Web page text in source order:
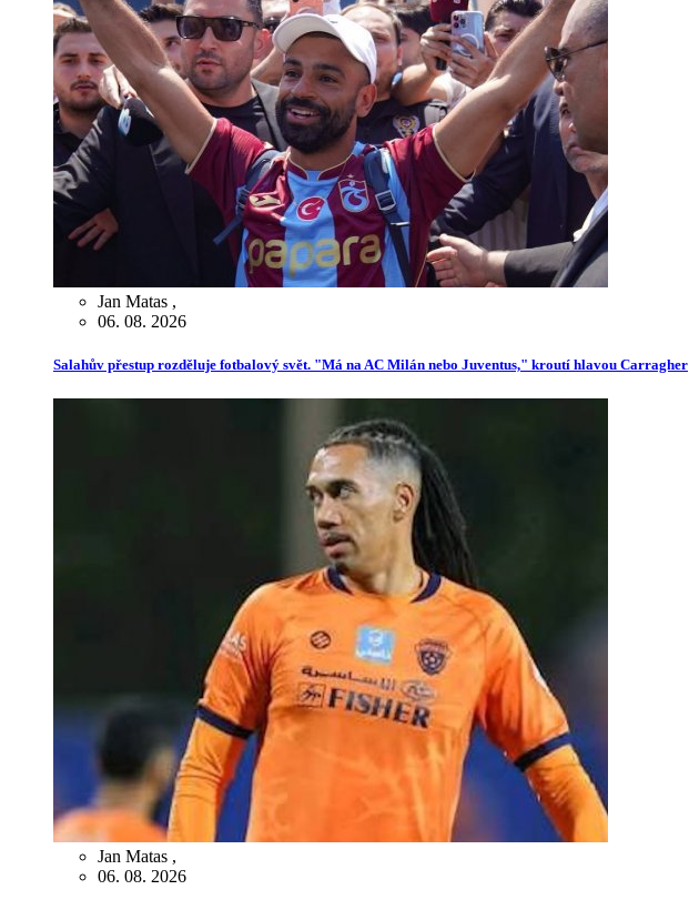
Jan Matas ,
06. 08. 2026
Salahův přestup rozděluje fotbalový svět. "Má na AC Milán nebo Juventus," kroutí hlavou Carragher
Jan Matas ,
06. 08. 2026